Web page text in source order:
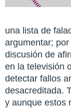
una lista de
argumentar;
discusión de
en la televisión
detectar fallos
desacreditada.
y aunque estos